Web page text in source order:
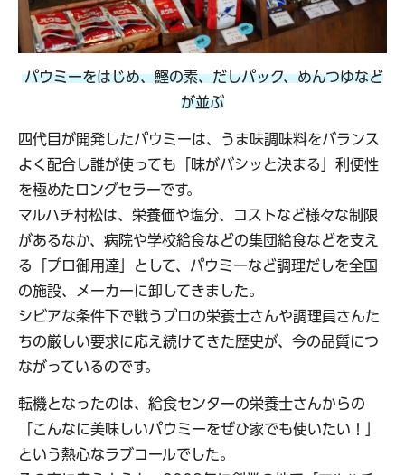
パウミーをはじめ、鰹の素、だしパック、めんつゆなど
が並ぶ
四代目が開発したパウミーは、うま味調味料をバランス
よく配合し誰が使っても「味がバシッと決まる」利便性
を極めたロングセラーです。
マルハチ村松は、栄養価や塩分、コストなど様々な制限
があるなか、病院や学校給食などの集団給食などを支え
る「プロ御用達」として、パウミーなど調理だしを全国
の施設、メーカーに卸してきました。
シビアな条件下で戦うプロの栄養士さんや調理員さんた
ちの厳しい要求に応え続けてきた歴史が、今の品質につ
ながっているのです。
転機となったのは、給食センターの栄養士さんからの
「こんなに美味しいパウミーをぜひ家でも使いたい！」
という熱心なラブコールでした。